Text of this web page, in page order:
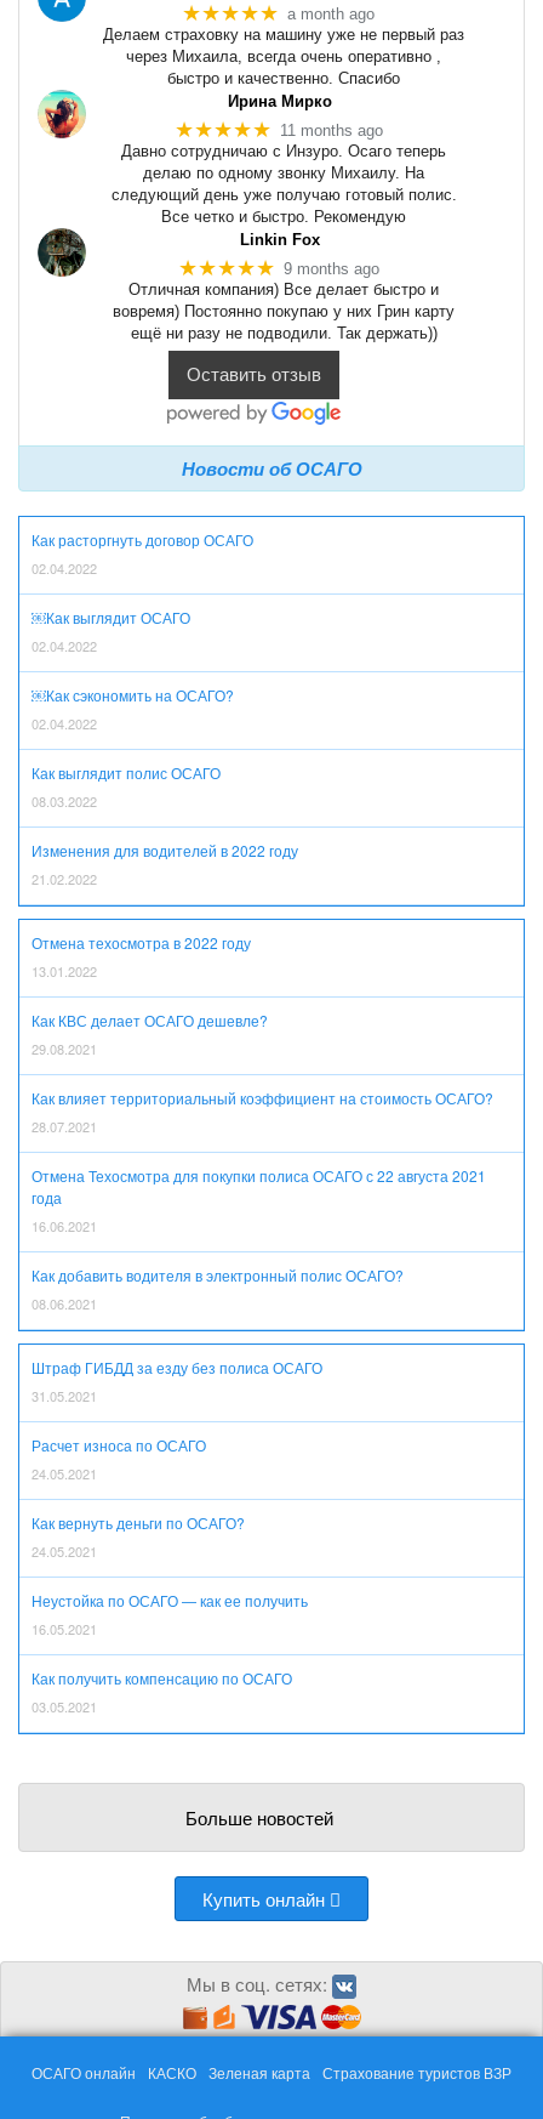
★★★★★ a month ago
Делаем страховку на машину уже не первый раз
через Михаила, всегда очень оперативно ,
быстро и качественно. Спасибо
Ирина Мирко
★★★★★ 11 months ago
Давно сотрудничаю с Инзуро. Осаго теперь
делаю по одному звонку Михаилу. На
следующий день уже получаю готовый полис.
Все четко и быстро. Рекомендую
Linkin Fox
★★★★★ 9 months ago
Отличная компания) Все делает быстро и
вовремя) Постоянно покупаю у них Грин карту
ещё ни разу не подводили. Так держать))
Оставить отзыв
Новости об ОСАГО
Как расторгнуть договор ОСАГО
02.04.2022
￼Как выглядит ОСАГО
02.04.2022
￼Как сэкономить на ОСАГО?
02.04.2022
Как выглядит полис ОСАГО
08.03.2022
Изменения для водителей в 2022 году
21.02.2022
Отмена техосмотра в 2022 году
13.01.2022
Как КВС делает ОСАГО дешевле?
29.08.2021
Как влияет территориальный коэффициент на стоимость ОСАГО?
28.07.2021
Отмена Техосмотра для покупки полиса ОСАГО с 22 августа 2021
года
16.06.2021
Как добавить водителя в электронный полис ОСАГО?
08.06.2021
Штраф ГИБДД за езду без полиса ОСАГО
31.05.2021
Расчет износа по ОСАГО
24.05.2021
Как вернуть деньги по ОСАГО?
24.05.2021
Неустойка по ОСАГО — как ее получить
16.05.2021
Как получить компенсацию по ОСАГО
03.05.2021
Больше новостей
Купить онлайн
Мы в соц. сетях:
ОСАГО онлайн КАСКО Зеленая карта Страхование туристов ВЗР